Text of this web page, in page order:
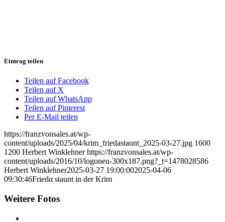
Eintrag teilen
Teilen auf Facebook
Teilen auf X
Teilen auf WhatsApp
Teilen auf Pinterest
Per E-Mail teilen
https://franzvonsales.at/wp-
content/uploads/2025/04/krim_friedastaunt_2025-03-27.jpg 1600
1200 Herbert Winklehner https://franzvonsales.at/wp-
content/uploads/2016/10/logoneu-300x187.png?_t=1478028586
Herbert Winklehner2025-03-27 19:00:002025-04-06
09:30:46Friedα staunt in der Krim
Weitere Fotos